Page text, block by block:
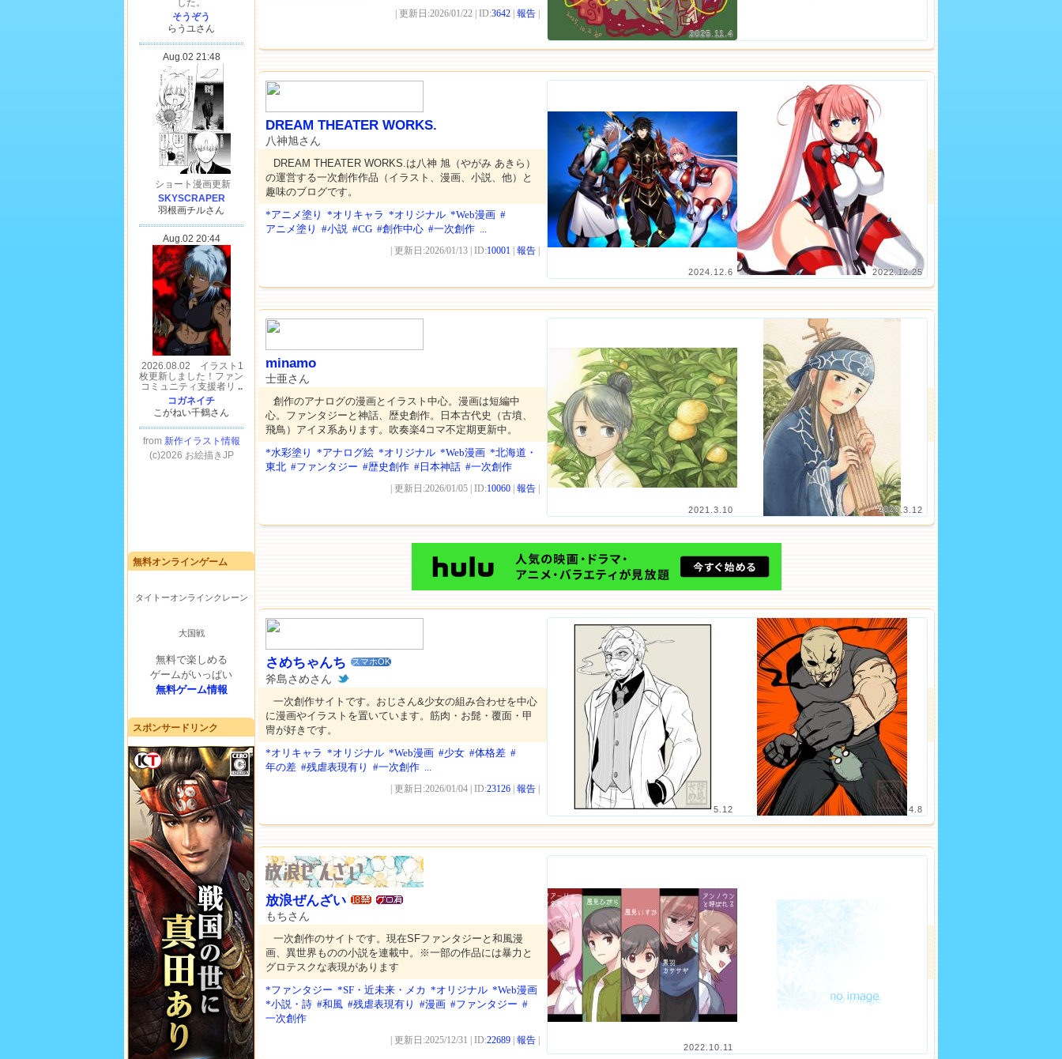
無料オンラインゲーム
タイトーオンラインクレーン
大国戦
無料で楽しめる
ゲームがいっぱい
無料ゲーム情報
スポンサードリンク
2025.11.4
| 更新日:2026/01/22 | ID:3642 報告
2024.12.6 2022.12.25
DREAM THEATER WORKS.
八神旭さん
DREAM THEATER WORKS.は八神 旭（やがみ あきら）
の運営する一次創作作品（イラスト、漫画、小説、他）と
趣味のブログです。
*アニメ塗り *オリキャラ *オリジナル *Web漫画 #
アニメ塗り #小説 #CG #創作中心 #一次創作 ...
| 更新日:2026/01/13 | ID:10001 報告
2021.3.10 2020.3.12
minamo
士亜さん
創作のアナログの漫画とイラスト中心。漫画は短編中
心。ファンタジーと神話、歴史創作。日本古代史（古墳、
飛鳥）アイヌ系あります。吹奏楽4コマ不定期更新中。
*水彩塗り *アナログ絵 *オリジナル *Web漫画 *北海道・
東北 #ファンタジー #歴史創作 #日本神話 #一次創作
| 更新日:2026/01/05 | ID:10060 報告
5.12 4.8
さめちゃんち スマホOK
斧島さめさん
一次創作サイトです。おじさん&少女の組み合わせを中心
に漫画やイラストを置いています。筋肉・お髭・覆面・甲
冑が好きです。
*オリキャラ *オリジナル *Web漫画 #少女 #体格差 #
年の差 #残虐表現有り #一次創作 ...
| 更新日:2026/01/04 | ID:23126 報告
2022.10.11
放浪ぜんざい
もちさん
一次創作のサイトです。現在SFファンタジーと和風漫
画、異世界ものの小説を連載中。※一部の作品には暴力と
グロテスクな表現があります
*ファンタジー *SF・近未来・メカ *オリジナル *Web漫画
*小説・詩 #和風 #残虐表現有り #漫画 #ファンタジー #
一次創作
| 更新日:2025/12/31 | ID:22689 報告